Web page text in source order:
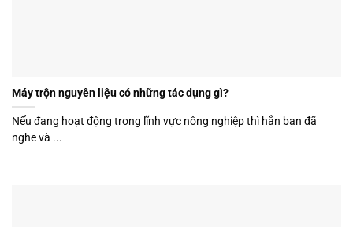
Máy trộn nguyên liệu có những tác dụng gì?
Nếu đang hoạt động trong lĩnh vực nông nghiệp thì hẳn bạn đã
nghe và ...